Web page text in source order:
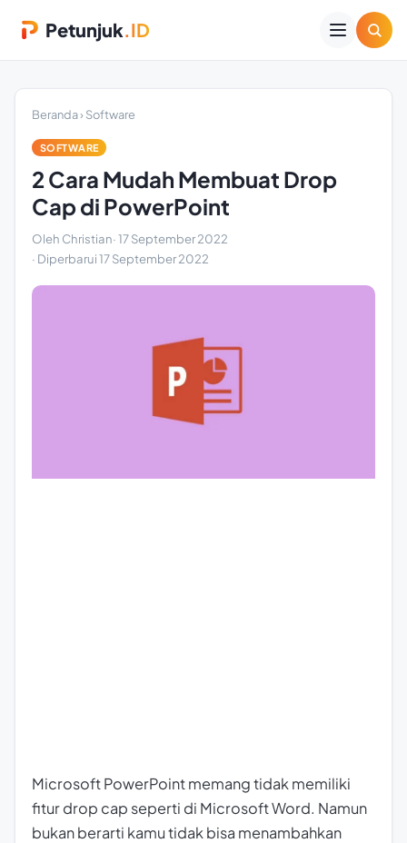
Petunjuk.ID
Beranda›Software
SOFTWARE
2 Cara Mudah Membuat Drop
Cap di PowerPoint
Oleh Christian·17 September 2022
· Diperbarui17 September 2022
Microsoft PowerPoint memang tidak memiliki
fitur drop cap seperti di Microsoft Word. Namun
bukan berarti kamu tidak bisa menambahkan